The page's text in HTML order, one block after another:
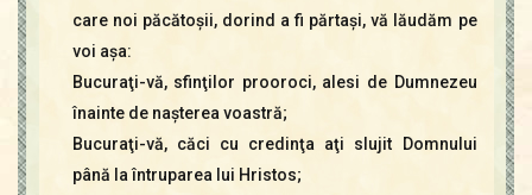
care noi păcătoşii, dorind a fi părtaşi, vă lăudăm pe
voi aşa:
Bucuraţi-vă, sfinţilor prooroci, alesi de Dumnezeu
înainte de naşterea voastră;
Bucuraţi-vă, căci cu credinţa aţi slujit Domnului
până la întruparea lui Hristos;